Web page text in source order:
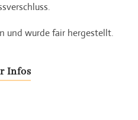
und wurde fair hergestellt.
Infos